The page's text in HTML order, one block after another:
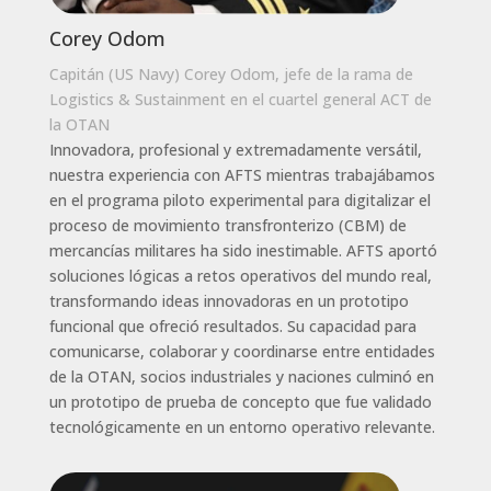
Corey Odom
Capitán (US Navy) Corey Odom, jefe de la rama de
Logistics & Sustainment en el cuartel general ACT de
la OTAN
Innovadora, profesional y extremadamente versátil,
nuestra experiencia con AFTS mientras trabajábamos
en el programa piloto experimental para digitalizar el
proceso de movimiento transfronterizo (CBM) de
mercancías militares ha sido inestimable. AFTS aportó
soluciones lógicas a retos operativos del mundo real,
transformando ideas innovadoras en un prototipo
funcional que ofreció resultados. Su capacidad para
comunicarse, colaborar y coordinarse entre entidades
de la OTAN, socios industriales y naciones culminó en
un prototipo de prueba de concepto que fue validado
tecnológicamente en un entorno operativo relevante.